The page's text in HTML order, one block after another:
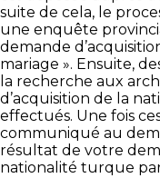
suite de cela, le
une enquête
demande
mariage ». Ensuite,
la recherche aux
d’acquisition de la
effectués. Une fois
communiqué au
résultat de votre
nationalité turque